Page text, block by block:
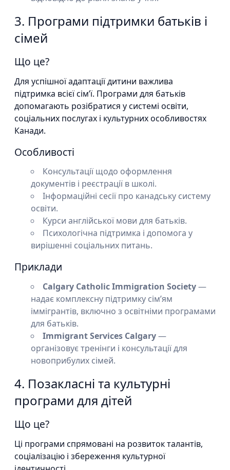
3. Програми підтримки батьків і
сімей
Що це?
Для успішної адаптації дитини важлива
підтримка всієї сім’ї. Програми для батьків
допомагають розібратися у системі освіти,
соціальних послугах і культурних особливостях
Канади.
Особливості
Консультації щодо оформлення
документів і реєстрації в школі.
Інформаційні сесії про канадську систему
освіти.
Курси англійської мови для батьків.
Психологічна підтримка і допомога у
вирішенні соціальних питань.
Приклади
Calgary Catholic Immigration Society—
надає комплексну підтримку сім’ям
іммігрантів, включно з освітніми програмами
для батьків.
Immigrant Services Calgary—
організовує тренінги і консультації для
новоприбулих сімей.
4. Позакласні та культурні
програми для дітей
Що це?
Ці програми спрямовані на розвиток талантів,
соціалізацію і збереження культурної